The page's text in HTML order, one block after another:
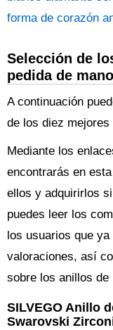
forma de corazón
Selección de
pedida de mano
A continuación
de los diez mejores
Mediante los
encontrarás en
ellos y adquirirlos
puedes leer los
los usuarios que
valoraciones, así
sobre los anillos de
SILVEGO Anillo
Swarovski